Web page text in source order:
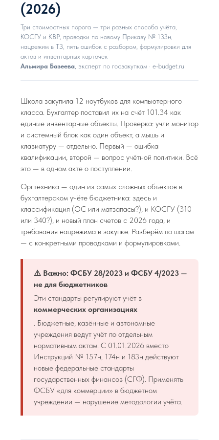
(2026)
Три стоимостных порога — три разных способа учёта,
КОСГУ и КВР, проводки по новому Приказу № 133н,
нацрежим в ТЗ, пять ошибок с разбором, формулировки для
актов и инвентарных карточек
Альмира Базеева, эксперт по госзакупкам · e-budget.ru
Школа закупила 12 ноутбуков для компьютерного
класса. Бухгалтер поставил их на счёт 101.34 как
единые инвентарные объекты. Проверка: учли монитор
и системный блок как один объект, а мышь и
клавиатуру — отдельно. Первый — ошибка
квалификации, второй — вопрос учётной политики. Всё
это — в одном акте о поступлении.
Оргтехника — один из самых сложных объектов в
бухгалтерском учёте бюджетника: здесь и
классификация (ОС или матзапасы?), и КОСГУ (310
или 340?), и новый план счетов с 2026 года, и
требования нацрежима в закупке. Разберём по шагам
— с конкретными проводками и формулировками.
⚠️ Важно: ФСБУ 28/2023 и ФСБУ 4/2023 —
не для бюджетников
Эти стандарты регулируют учёт в
коммерческих организациях
. Бюджетные, казённые и автономные
учреждения ведут учёт по отдельным
нормативным актам. С 01.01.2026 вместо
Инструкций № 157н, 174н и 183н действуют
новые федеральные стандарты
государственных финансов (СГФ). Применять
ФСБУ «для коммерции» в бюджетном
учреждении — нарушение методологии учёта.